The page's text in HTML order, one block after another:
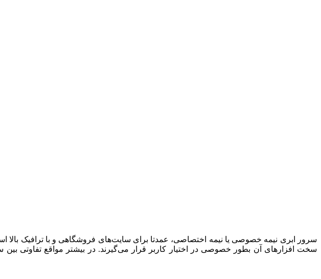
سرور ابری نیمه خصوصی یا نیمه اختصاصی، عمدتا برای سایت‌های فروشگاهی و با ترافیک
سخت افزارهای آن بطور خصوصی در اختیار کاربر قرار می‌گیرند. در بیشتر مواقع تفاوتی